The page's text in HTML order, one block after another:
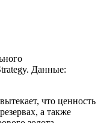
Данные:
что ценность
а также